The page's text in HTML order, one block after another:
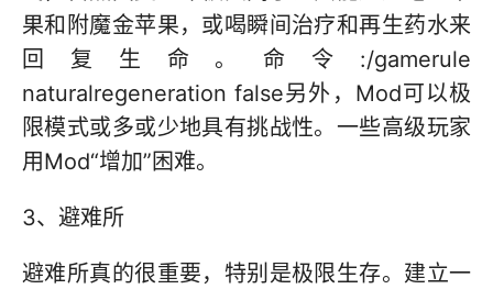
果和附魔金苹果，或喝瞬间治疗和再生药水来
回复生命。命令:/gamerule
naturalregeneration false另外，Mod可以极
限模式或多或少地具有挑战性。一些高级玩家
用Mod“增加”困难。
3、避难所
避难所真的很重要，特别是极限生存。建立一